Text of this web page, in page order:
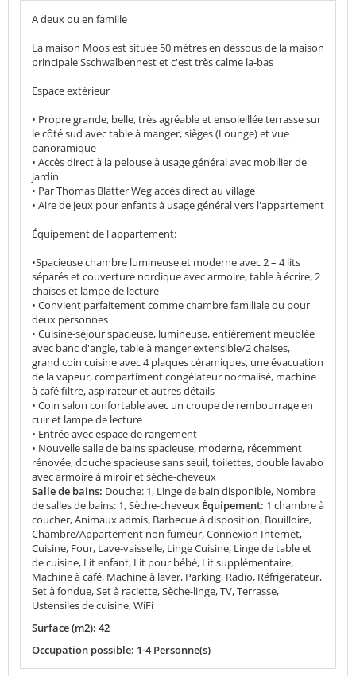
A deux ou en famille
La maison Moos est située 50 mètres en dessous de la maison
principale Sschwalbennest et c'est très calme la-bas
Espace extérieur
• Propre grande, belle, très agréable et ensoleillée terrasse sur
le côté sud avec table à manger, sièges (Lounge) et vue
panoramique
• Accès direct à la pelouse à usage général avec mobilier de
jardin
• Par Thomas Blatter Weg accès direct au village
• Aire de jeux pour enfants à usage général vers l'appartement
Équipement de l'appartement:
•Spacieuse chambre lumineuse et moderne avec 2 – 4 lits
séparés et couverture nordique avec armoire, table à écrire, 2
chaises et lampe de lecture
• Convient parfaitement comme chambre familiale ou pour
deux personnes
• Cuisine-séjour spacieuse, lumineuse, entièrement meublée
avec banc d'angle, table à manger extensible/2 chaises,
grand coin cuisine avec 4 plaques céramiques, une évacuation
de la vapeur, compartiment congélateur normalisé, machine
à café filtre, aspirateur et autres détails
• Coin salon confortable avec un croupe de rembourrage en
cuir et lampe de lecture
• Entrée avec espace de rangement
• Nouvelle salle de bains spacieuse, moderne, récemment
rénovée, douche spacieuse sans seuil, toilettes, double lavabo
avec armoire à miroir et sèche-cheveux
Salle de bains: Douche: 1, Linge de bain disponible, Nombre
de salles de bains: 1, Sèche-cheveux Équipement: 1 chambre à
coucher, Animaux admis, Barbecue à disposition, Bouilloire,
Chambre/Appartement non fumeur, Connexion Internet,
Cuisine, Four, Lave-vaisselle, Linge Cuisine, Linge de table et
de cuisine, Lit enfant, Lit pour bébé, Lit supplémentaire,
Machine à café, Machine à laver, Parking, Radio, Réfrigérateur,
Set à fondue, Set à raclette, Sèche-linge, TV, Terrasse,
Ustensiles de cuisine, WiFi
Surface (m2): 42
Occupation possible: 1-4 Personne(s)